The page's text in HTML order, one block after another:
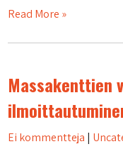
Read More »
Massakenttien
Ei kommentteja |